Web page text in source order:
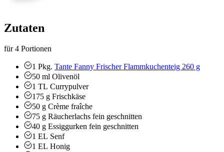
Zutaten
für 4 Portionen
1 Pkg. Tante Fanny Frischer Flammkuchenteig 260 g
50 ml Olivenöl
1 TL Currypulver
175 g Frischkäse
50 g Crème fraîche
75 g Räucherlachs fein geschnitten
40 g Essiggurken fein geschnitten
1 EL Senf
1 EL Honig